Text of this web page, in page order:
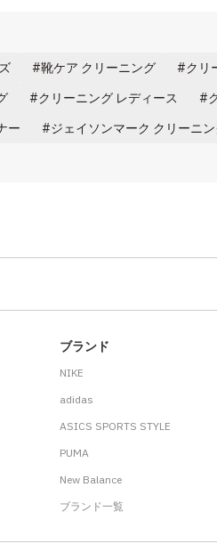
靴ケア クリーニング クリ
クリーニング レディース
ー ジェイソンマーク クリーニ
ブランド
NIKE
adidas
ASICS SPORTS STYLE
PUMA
New Balance
ブランド一覧